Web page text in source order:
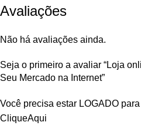
Avaliações
Não há avaliações ainda.
Seja o primeiro a avaliar “Loja
Seu Mercado na Internet”
Você precisa estar LOGADO
CliqueAqui